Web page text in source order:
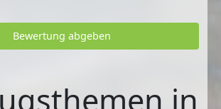
Bewertung abgeben
in